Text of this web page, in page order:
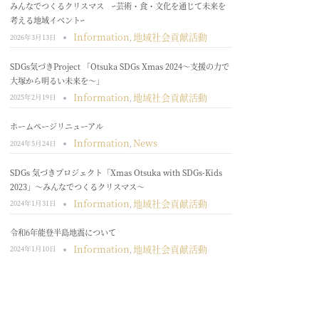
みんなでつくるクリスマス ｰ芸術・食・文化を通じて未来を
考える地域イベントｰ
2026年3月13日 Information, 地域社会貢献活動
SDGs気づきProject 「Otsuka SDGs Xmas 2024～支援の力で
大塚から明るい未来を～」
2025年2月19日 Information 地域社会貢献活動
ホームページリニューアル
2024年5月24日 Information, News
SDGs 気づきプロジェクト「Xmas Otsuka with SDGs-Kids
2023」～みんなでつくるクリスマス～
2024年1月31日 Information 地域社会貢献活動
令和6年能登半島地震について
2024年1月10日 Information, 地域社会貢献活動